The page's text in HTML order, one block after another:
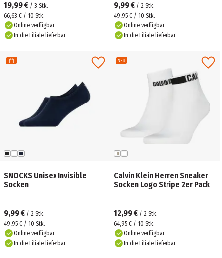
19,99 € / 3 Stk.
66,63 € / 10 Stk.
Online verfügbar
In die Filiale lieferbar
9,99 € / 2 Stk.
49,95 € / 10 Stk.
Online verfügbar
In die Filiale lieferbar
SNOCKS Unisex Invisible
Socken
9,99 € / 2 Stk.
49,95 € / 10 Stk.
Online verfügbar
In die Filiale lieferbar
Calvin Klein Herren Sneaker
Socken Logo Stripe 2er Pack
12,99 € / 2 Stk.
64,95 € / 10 Stk.
Online verfügbar
In die Filiale lieferbar